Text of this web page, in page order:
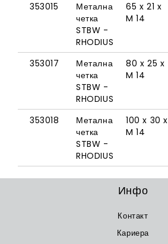
353015
Метална
четка
STBW -
RHODIUS
65 x 21 x
M 14
353017
Метална
четка
STBW -
RHODIUS
80 x 25 x
M 14
353018
Метална
четка
STBW -
RHODIUS
100 x 30 x
M 14
Инфо
Контакт
Кариера